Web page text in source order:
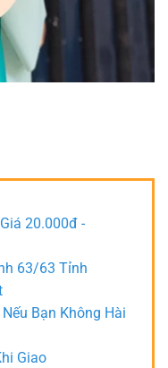
20.000đ -
63/63 Tỉnh
Bạn Không Hài
Giao